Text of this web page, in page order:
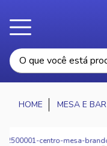
MESA E BAR